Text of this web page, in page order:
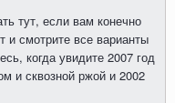
тут, если вам конечно
и смотрите все варианты
когда увидите 2007 год
и сквозной ржой и 2002